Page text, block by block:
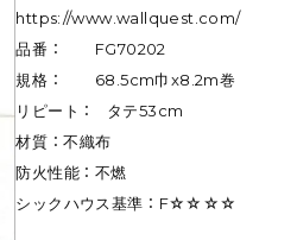
https://www.wallquest.com/
品番 ： FG70202
規格 ： 68.5cm巾x8.2m巻
リピート ： タテ53cm
材質 ： 不織布
防火性能 ： 不燃
シックハウス基準 ： F☆☆☆☆